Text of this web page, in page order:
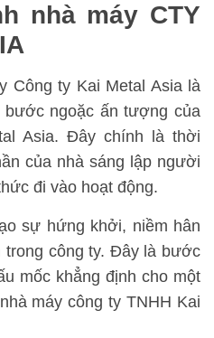
nhà máy CTY
Công ty Kai Metal Asia là
ngoặc ấn tượng của
Asia. Đây chính là thời
của nhà sáng lập người
đi vào hoạt động.
sự hứng khởi, niềm hân
trong công ty. Đây là bước
mốc khẳng định cho một
máy công ty TNHH Kai